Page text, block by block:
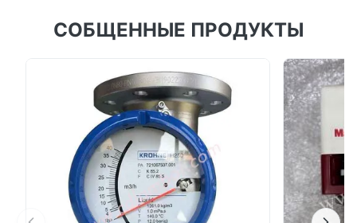
ЭЛЕКТРОПНЕВМАТИЧЕСКОГО ПОЗИЦИОНЕРА
ПРИВОДЫ SAMSON
СОБЩЕННЫЕ ПРОДУКТЫ